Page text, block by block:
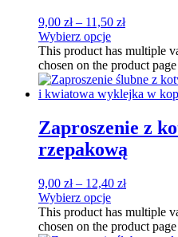
9,00 zł– 11,50 zł
Wybierz opcje
This product has multiple
chosen on the product page
Zaproszenie z
rzepakową
9,00 zł– 12,40 zł
Wybierz opcje
This product has multiple
chosen on the product page